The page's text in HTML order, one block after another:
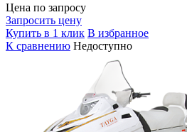
Цена по запросу
Запросить цену
Купить в 1 клик В избранное
К сравнению Недоступно